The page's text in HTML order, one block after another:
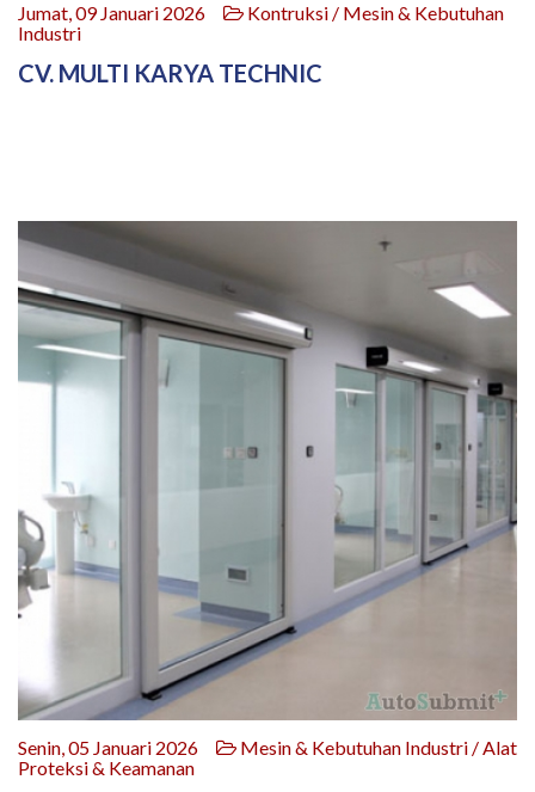
Jumat, 09 Januari 2026
Kontruksi / Mesin & Kebutuhan
Industri
CV. MULTI KARYA TECHNIC
Senin, 05 Januari 2026
Mesin & Kebutuhan Industri / Alat
Proteksi & Keamanan